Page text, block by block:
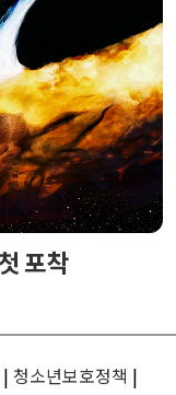
포착
| 청소년보호정책 |